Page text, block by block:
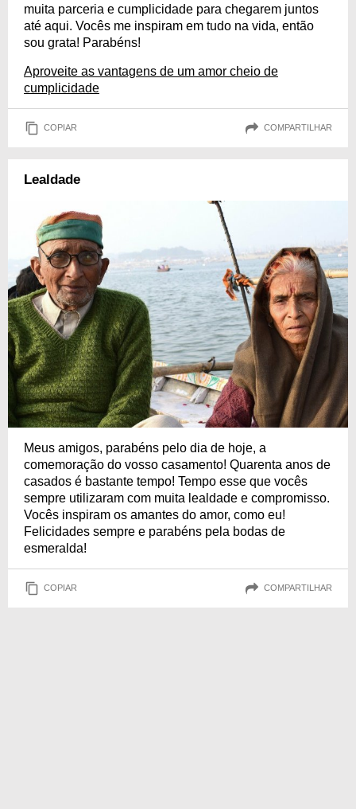
muita parceria e cumplicidade para chegarem juntos
até aqui. Vocês me inspiram em tudo na vida, então
sou grata! Parabéns!
Aproveite as vantagens de um amor cheio de
cumplicidade
COPIAR COMPARTILHAR
Lealdade
Meus amigos, parabéns pelo dia de hoje, a
comemoração do vosso casamento! Quarenta anos de
casados é bastante tempo! Tempo esse que vocês
sempre utilizaram com muita lealdade e compromisso.
Vocês inspiram os amantes do amor, como eu!
Felicidades sempre e parabéns pela bodas de
esmeralda!
COPIAR COMPARTILHAR